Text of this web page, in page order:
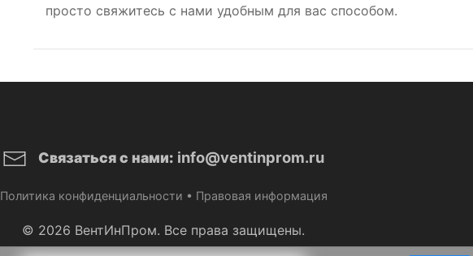
просто свяжитесь с нами удобным для вас способом.
Связаться с нами: info@ventinprom.ru
Политика конфиденциальности • Правовая информация
© 2026 ВентИнПром. Все права защищены.